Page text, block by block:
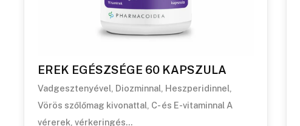
EREK EGÉSZSÉGE 60 KAPSZULA
Vadgesztenyével, Diozminnal, Heszperidinnel,
Vörös szőlőmag kivonattal, C- és E-vitaminnal A
vérerek, vérkeringés…